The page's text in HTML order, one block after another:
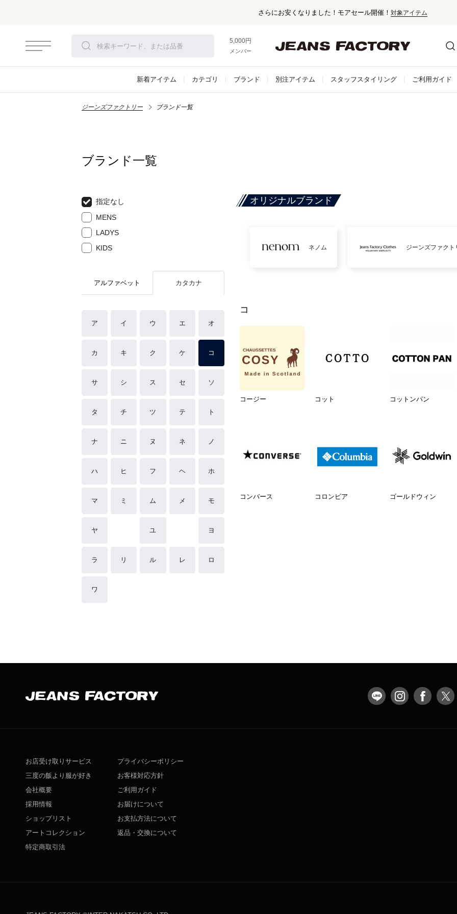
さらにお安くなりました！モアセール開催！ 対象アイテム
5,000円以上お買い上げで送料無料！
メンバー登録でお得な情報をゲット。さらに詳しく
新着アイテム カテゴリ ブランド 別注アイテム スタッフスタイリング ご利用ガイド
ジーンズファクトリー ブランド一覧
ブランド一覧
指定なし
MENS
LADYS
KIDS
アルファベット カタカナ
ア イ ウ エ オ
カ キ ク ケ コ
サ シ ス セ ソ
タ チ ツ テ ト
ナ ニ ヌ ネ ノ
ハ ヒ フ ヘ ホ
マ ミ ム メ モ
ヤ ユ ヨ
ラ リ ル レ ロ
ワ
オリジナルブランド
ネノム ジーンズファクト
コ
コージー コット コットンパン
コンバース コロンビア ゴールドウィン
お店受け取りサービス
三度の飯より服が好き
会社概要
採用情報
ショップリスト
アートコレクション
特定商取引法
プライバシーポリシー
お客様対応方針
ご利用ガイド
お届けについて
お支払方法について
返品・交換について